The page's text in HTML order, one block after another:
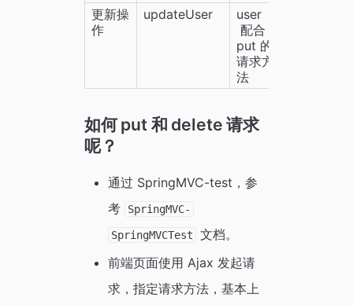
更新操
作
updateUser
user
配合
put 的
请求方
法
如何 put 和 delete 请求
呢？
通过 SpringMVC-test，参
考
SpringMVC-
SpringMVCTest
文档。
前端页面使用 Ajax 发起请
求，指定请求方法，基本上